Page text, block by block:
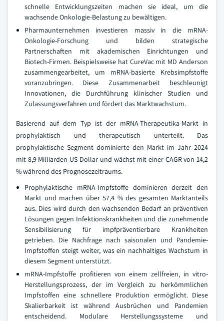
schnelle Entwicklungszeiten machen sie ideal, um die
wachsende Onkologie-Belastung zu bewältigen.
Pharmaunternehmen investieren massiv in die mRNA-
Onkologie-Forschung und bilden strategische
Partnerschaften mit akademischen Einrichtungen und
Biotech-Firmen. Beispielsweise hat CureVac mit MD Anderson
zusammengearbeitet, um mRNA-basierte Krebsimpfstoffe
voranzubringen. Diese Zusammenarbeit beschleunigt
Innovationen, die Durchführung klinischer Studien und
Zulassungsverfahren und fördert das Marktwachstum.
Basierend auf dem Typ ist der mRNA-Therapeutika-Markt in
prophylaktisch und therapeutisch unterteilt. Das
prophylaktische Segment dominierte den Markt im Jahr 2024
mit 8,9 Milliarden US-Dollar und wächst mit einer CAGR von 14,2
% während des Prognosezeitraums.
Prophylaktische mRNA-Impfstoffe dominieren derzeit den
Markt und machen über 57,4 % des gesamten Marktanteils
aus. Dies wird durch den wachsenden Bedarf an präventiven
Lösungen gegen Infektionskrankheiten und die zunehmende
Sensibilisierung für impfpräventierbare Krankheiten
getrieben. Die Nachfrage nach saisonalen und Pandemie-
Impfstoffen steigt weiter, was ein nachhaltiges Wachstum in
diesem Segment unterstützt.
mRNA-Impfstoffe profitieren von einem zellfreien, in vitro-
Herstellungsprozess, der im Vergleich zu herkömmlichen
Impfstoffen eine schnellere Produktion ermöglicht. Diese
Skalierbarkeit ist während Ausbrüchen und Pandemien
entscheidend. Modulare Herstellungssysteme und